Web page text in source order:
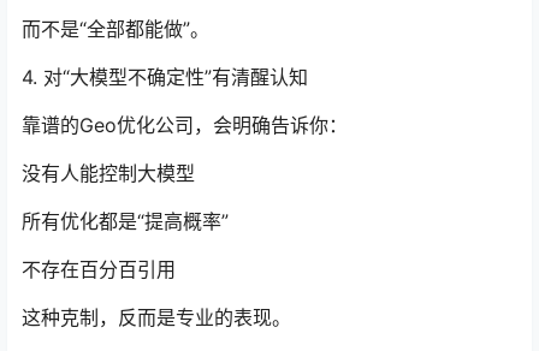
而不是“全部都能做”。
4. 对“大模型不确定性”有清醒认知
靠谱的Geo优化公司，会明确告诉你：
没有人能控制大模型
所有优化都是“提高概率”
不存在百分百引用
这种克制，反而是专业的表现。